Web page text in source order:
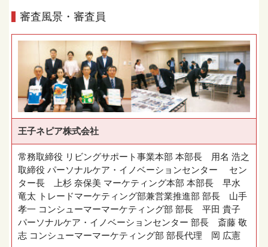
審査風景・審査員
王子ネピア株式会社
常務取締役 リビングサポート事業本部 本部長 用名 浩之
取締役 パーソナルケア・イノベーションセンター セン
ター長 上杉 奈保美 マーケティング本部 本部長 早水
竜太 トレードマーケティング部兼営業推進部 部長 山手
孝一 コンシューマーマーケティング部 部長 平田 貴子
パーソナルケア・イノベーションセンター 部長 斎藤 敬
志 コンシューマーマーケティング部 部長代理 岡 広憲